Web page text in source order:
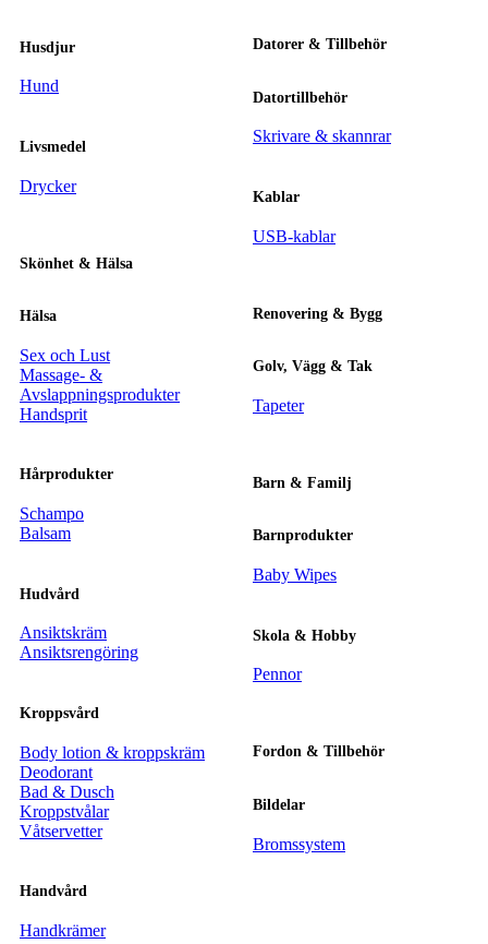
Husdjur
Hund
Livsmedel
Drycker
Skönhet & Hälsa
Hälsa
Sex och Lust
Massage- &
Avslappningsprodukter
Handsprit
Hårprodukter
Schampo
Balsam
Hudvård
Ansiktskräm
Ansiktsrengöring
Kroppsvård
Body lotion & kroppskräm
Deodorant
Bad & Dusch
Kroppstvålar
Våtservetter
Handvård
Handkrämer
Datorer & Tillbehör
Datortillbehör
Skrivare & skannrar
Kablar
USB-kablar
Renovering & Bygg
Golv, Vägg & Tak
Tapeter
Barn & Familj
Barnprodukter
Baby Wipes
Skola & Hobby
Pennor
Fordon & Tillbehör
Bildelar
Bromssystem